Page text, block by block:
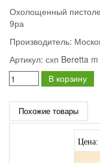
Охолощенный
9ра
Производитель:
Артикул: схп Beretta
В корзину
Похожие товары
Цена: